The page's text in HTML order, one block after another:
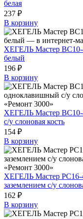
белая
237 ₽
В корзину
ХЕГЕЛЬ Мастер ВС10-
белый
196 ₽
В корзину
ХЕГЕЛЬ Мастер ВС10-
с/у слоновая кость
154 ₽
В корзину
ХЕГЕЛЬ Мастер РС16-
заземлением с/у
162 ₽
В корзину